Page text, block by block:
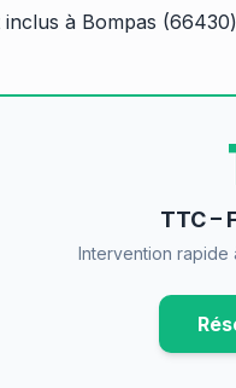
inclus à Bompas
TTC –
Intervention rapide